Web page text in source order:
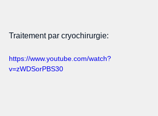
Traitement par cryochirurgie:
https://www.youtube.com/watch?
v=zWDSorPBS30